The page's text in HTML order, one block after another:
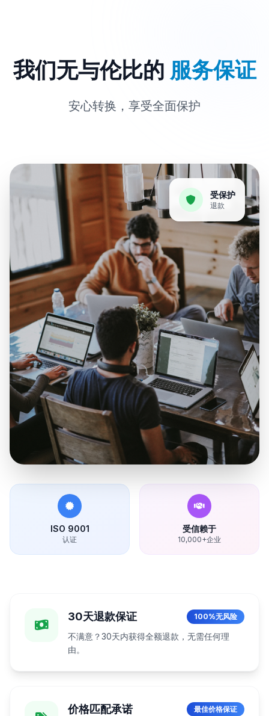
我们无与伦比的 服务保证
安心转换，享受全面保护
30天退款保证 100%无风险
不满意？30天内获得全额退款，无需任何理
由。
价格匹配承诺 最佳价格保证
受保护
退款
ISO 9001
认证
受信赖于
10,000+企业